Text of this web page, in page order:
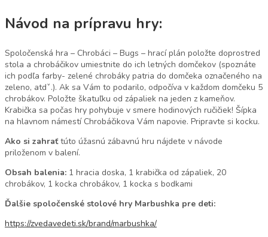
Návod na prípravu hry:
Spoločenská hra – Chrobáci – Bugs – hrací plán položte doprostred
stola a chrobáčikov umiestnite do ich letných domčekov (spoznáte
ich podľa farby- zelené chrobáky patria do domčeka označeného na
zeleno, atdˇ.). Ak sa Vám to podarilo, odpočíva v každom domčeku 5
chrobákov. Položte škatuľku od zápaliek na jeden z kameňov.
Krabička sa počas hry pohybuje v smere hodinových ručičiek! Šípka
na hlavnom námestí Chrobáčikova Vám napovie. Pripravte si kocku.
Ako si zahraťtúto úžasnú zábavnú hru nájdete v návode
priloženom v balení.
Obsah balenia: 1 hracia doska, 1 krabička od zápaliek, 20
chrobákov, 1 kocka chrobákov, 1 kocka s bodkami
Ďalšie spoločenské stolové hry Marbushka pre deti:
https://zvedavedeti.sk/brand/marbushka/